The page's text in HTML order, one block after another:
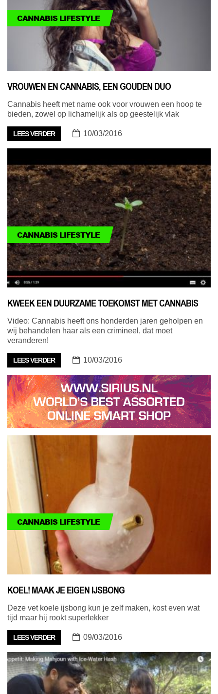
CANNABIS LIFESTYLE
VROUWEN EN CANNABIS, EEN GOUDEN DUO
Cannabis heeft met name ook voor vrouwen een hoop te
bieden, zowel op lichamelijk als op geestelijk vlak
LEES VERDER 10/03/2016
CANNABIS LIFESTYLE
KWEEK EEN DUURZAME TOEKOMST MET CANNABIS
Video: Cannabis heeft ons honderden jaren geholpen en
wij behandelen haar als een crimineel, dat moet
veranderen!
LEES VERDER 10/03/2016
CANNABIS LIFESTYLE
KOEL! MAAK JE EIGEN IJSBONG
Deze vet koele ijsbong kun je zelf maken, kost even wat
tijd maar hij rookt superlekker
LEES VERDER 09/03/2016